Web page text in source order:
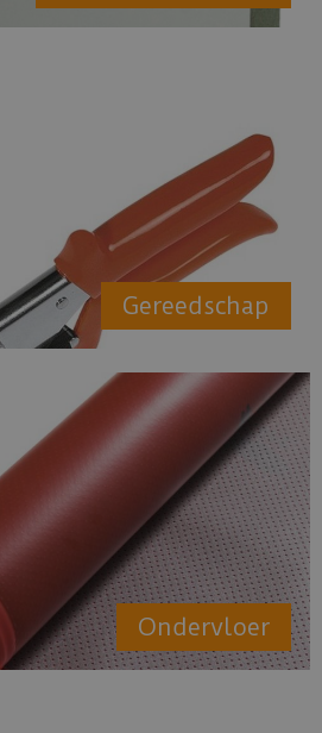
Gereedschap
Ondervloer